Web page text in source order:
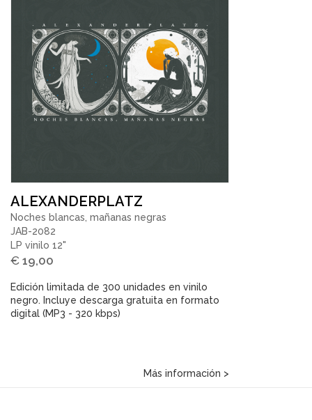
ALEXANDERPLATZ
Noches blancas, mañanas negras
JAB-2082
LP vinilo 12"
€ 19,00
Edición limitada de 300 unidades en vinilo
negro. Incluye descarga gratuita en formato
digital (MP3 - 320 kbps)
Más información >